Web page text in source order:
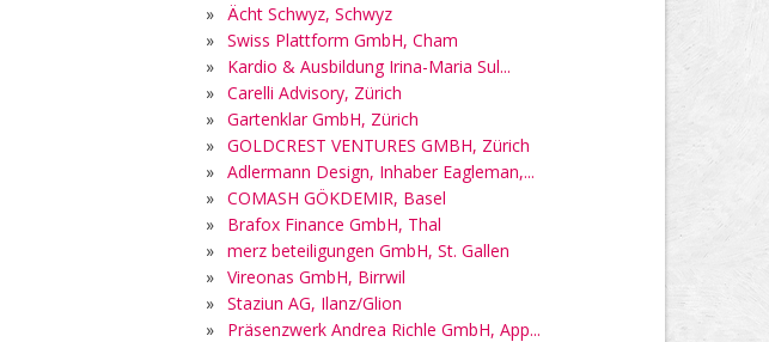
»
Ächt Schwyz, Schwyz
» Swiss Plattform GmbH, Cham
»
Kardio & Ausbildung Irina-Maria Sul...
» Carelli Advisory, Zürich
» Gartenklar GmbH, Zürich
» GOLDCREST VENTURES GMBH, Zürich
» Adlermann Design, Inhaber Eagleman,...
» COMASH GÖKDEMIR, Basel
»
Brafox Finance GmbH, Thal
» merz beteiligungen GmbH, St. Gallen
» Vireonas GmbH, Birrwil
» Staziun AG, Ilanz/Glion
»
Präsenzwerk Andrea Richle GmbH, App...